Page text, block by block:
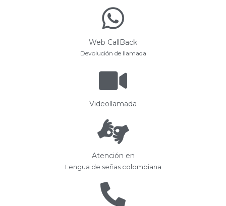
Web CallBack
Devolución de llamada
Videollamada
Atención en
Lengua de señas colombiana